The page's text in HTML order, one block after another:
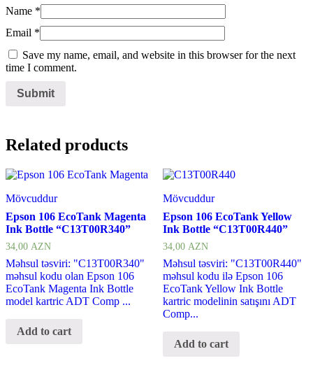
Name *
Email *
Save my name, email, and website in this browser for the next
time I comment.
Related products
Mövcuddur
Epson 106 EcoTank Magenta
Ink Bottle “C13T00R340”
34,00 AZN
Məhsul təsviri: "C13T00R340"
məhsul kodu olan Epson 106
EcoTank Magenta Ink Bottle
model kartric ADT Comp ...
Add to cart
Mövcuddur
Epson 106 EcoTank Yellow
Ink Bottle “C13T00R440”
34,00 AZN
Məhsul təsviri: "C13T00R440"
məhsul kodu ilə Epson 106
EcoTank Yellow Ink Bottle
kartric modelinin satışını ADT
Comp...
Add to cart